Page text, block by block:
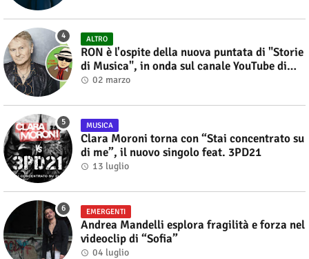
ALTRO
RON è l'ospite della nuova puntata di "Storie
di Musica", in onda sul canale YouTube di
Alberto Salerno
02 marzo
MUSICA
Clara Moroni torna con “Stai concentrato su
di me”, il nuovo singolo feat. 3PD21
13 luglio
EMERGENTI
Andrea Mandelli esplora fragilità e forza nel
videoclip di “Sofia”
04 luglio